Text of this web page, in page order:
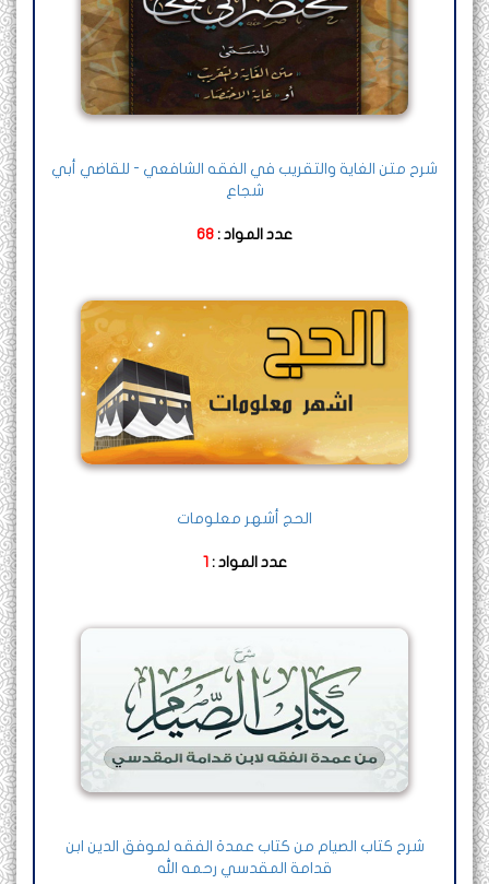
شرح متن الغاية والتقريب في الفقه الشافعي - للقاضي أبي
شجاع
عدد المواد : 68
الحج أشهر معلومات
عدد المواد : 1
شرح كتاب الصيام من كتاب عمدة الفقه لموفق الدين ابن
قدامة المقدسي رحمه الله